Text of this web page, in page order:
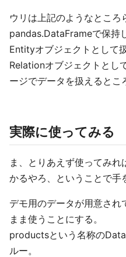
ウリは上記のようなところ
pandas.DataFrameで保持
Entityオブジェクトとして
Relationオブジェクトとし
ージでデータを扱えるとこ
実際に使ってみる
ま、とりあえず使ってみ
かるやろ、ということで手
デモ用のデータが用意さ
まま使うことにする。
productsという名称の
ルー。